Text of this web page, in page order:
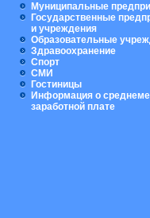
Муниципальные
Государственные
и учреждения
Образовательные
Здравоохранение
Спорт
СМИ
Гостиницы
Информация о
заработной плате